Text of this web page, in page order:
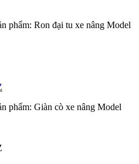
phẩm: Ron đại tu xe nâng Model
phẩm: Giàn cò xe nâng Model